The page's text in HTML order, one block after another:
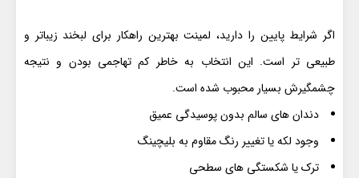
اگر شرایط پایین را دارید، لمینت بهترین راهکار برای لبخند زیباتر و
طبیعی تر است. این انتخاب به خاطر کم تهاجمی بودن و نتیجه
چشمگیرش بسیار محبوب شده است.
دندان های سالم بدون پوسیدگی عمیق
وجود لکه یا تغییر رنگ مقاوم به بلیچینگ
ترک یا شکستگی های سطحی